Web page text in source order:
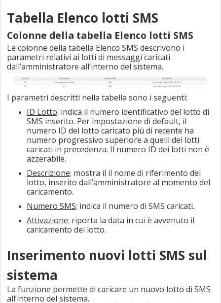
Tabella Elenco lotti SMS
Colonne della tabella Elenco lotti SMS
Le colonne della tabella Elenco SMS descrivono i
parametri relativi ai lotti di messaggi caricati
dall’amministratore all’interno del sistema.
I parametri descritti nella tabella sono i seguenti:
ID Lotto: indica il numero identificativo del lotto di
SMS inserito. Per impostazione di default, il
numero ID del lotto caricato più di recente ha
numero progressivo superiore a quelli dei lotti
caricati in precedenza. Il numero ID dei lotti non è
azzerabile.
Descrizione: mostra il il nome di riferimento del
lotto, inserito dall’amministratore al momento del
caricamento.
Numero SMS: indica il numero di SMS caricati.
Attivazione: riporta la data in cui è avvenuto il
caricamento del lotto.
Inserimento nuovi lotti SMS sul
sistema
La funzione permette di caricare un nuovo lotto di SMS
all’interno del sistema.